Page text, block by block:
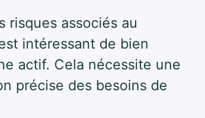
risques associés au
intéressant de bien
actif. Cela nécessite une
précise des besoins de